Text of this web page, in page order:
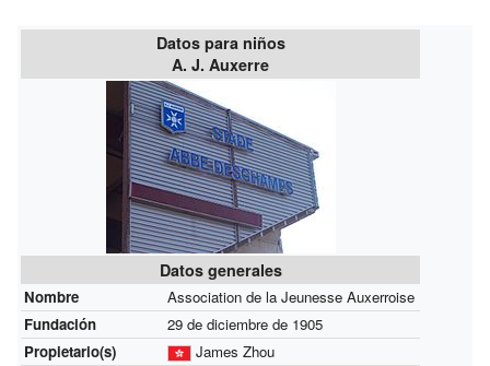
Datos para niños
A. J. Auxerre
Datos generales
Nombre
Association de la Jeunesse Auxerroise
Fundación
29 de diciembre de 1905
Propietario(s)
James Zhou